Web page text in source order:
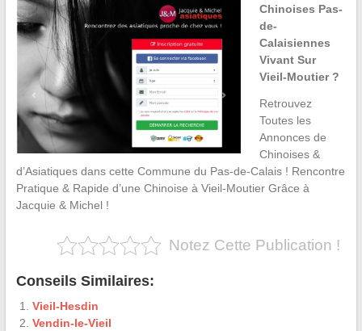
Chinoises Pas-
de-
Calaisiennes
Vivant Sur
Vieil-Moutier ?
Retrouvez
Toutes les
Annonces de
Chinoises &
d’Asiatiques dans cette Commune du Pas-de-Calais ! Rencontre
Pratique & Rapide d’une Chinoise à Vieil-Moutier Grâce à
Jacquie & Michel !
Notez Cette Publication !
Conseils Similaires:
Vieil-Hesdin
Vendin-le-Vieil